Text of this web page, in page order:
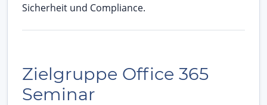
Sicherheit und Compliance.
Zielgruppe Office 365
Seminar